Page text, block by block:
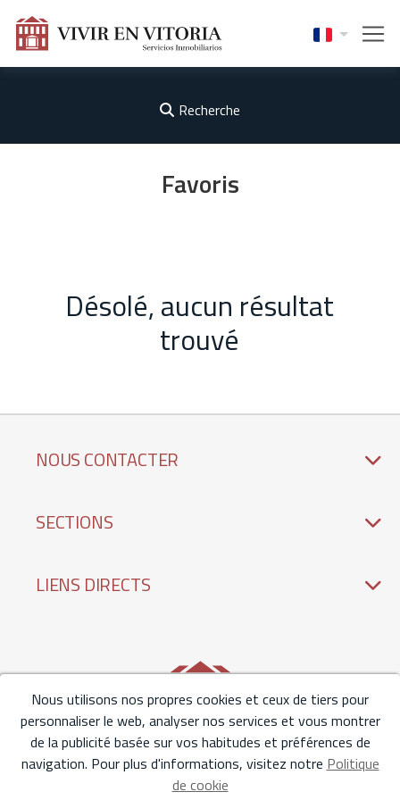
Recherche
Favoris
Désolé, aucun résultat
trouvé
NOUS CONTACTER
SECTIONS
LIENS DIRECTS
Nous utilisons nos propres cookies et ceux de tiers pour
personnaliser le web, analyser nos services et vous montrer
de la publicité basée sur vos habitudes et préférences de
navigation. Pour plus d'informations, visitez notre Politique
de cookie